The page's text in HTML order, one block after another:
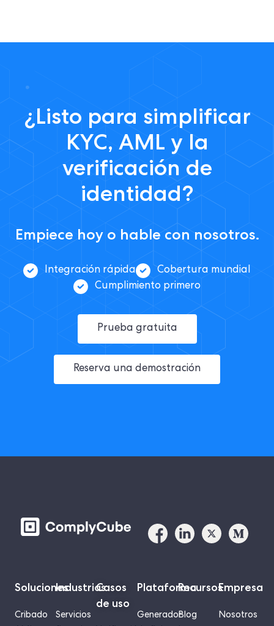
¿Listo para simplificar
KYC, AML y la
verificación de
identidad?
Empiece hoy o hable con nosotros.
Integración rápida
Cobertura mundial
Cumplimiento primero
Prueba gratuita
Reserva una demostración
Soluciones
Cribado
Industrias
Servicios
Casos
de uso
Plataforma
Generador
Recursos
Blog
Empresa
Nosotros